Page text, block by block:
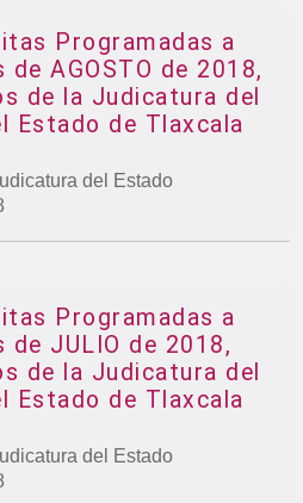
Programadas a
AGOSTO de 2018,
de la Judicatura del
Estado de Tlaxcala
del Estado
Programadas a
de JULIO de 2018,
de la Judicatura del
Estado de Tlaxcala
del Estado